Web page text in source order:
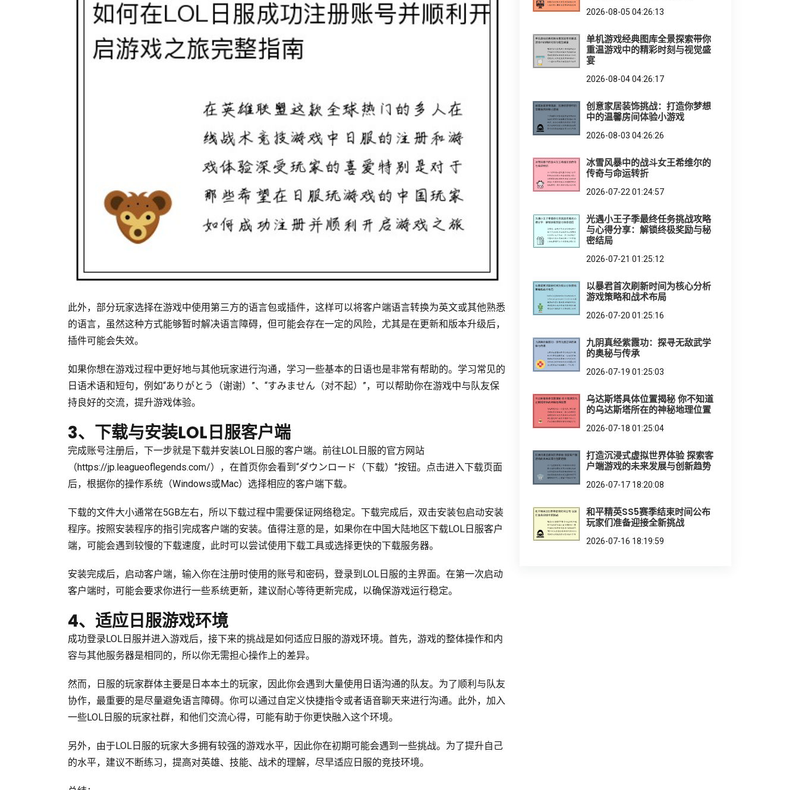
此外，部分玩家选择在游戏中使用第三方的语言包或插件，这样可以将客户端语言转换为英文或其他熟悉
的语言，虽然这种方式能够暂时解决语言障碍，但可能会存在一定的风险，尤其是在更新和版本升级后，
插件可能会失效。
如果你想在游戏过程中更好地与其他玩家进行沟通，学习一些基本的日语也是非常有帮助的。学习常见的
日语术语和短句，例如“ありがとう（谢谢）”、“すみません（对不起）”，可以帮助你在游戏中与队友保
持良好的交流，提升游戏体验。
3、下载与安装LOL日服客户端
完成账号注册后，下一步就是下载并安装LOL日服的客户端。前往LOL日服的官方网站
（https://jp.leagueoflegends.com/），在首页你会看到“ダウンロード（下载）”按钮。点击进入下载页面
后，根据你的操作系统（Windows或Mac）选择相应的客户端下载。
下载的文件大小通常在5GB左右，所以下载过程中需要保证网络稳定。下载完成后，双击安装包启动安装
程序。按照安装程序的指引完成客户端的安装。值得注意的是，如果你在中国大陆地区下载LOL日服客户
端，可能会遇到较慢的下载速度，此时可以尝试使用下载工具或选择更快的下载服务器。
安装完成后，启动客户端，输入你在注册时使用的账号和密码，登录到LOL日服的主界面。在第一次启动
客户端时，可能会要求你进行一些系统更新，建议耐心等待更新完成，以确保游戏运行稳定。
4、适应日服游戏环境
成功登录LOL日服并进入游戏后，接下来的挑战是如何适应日服的游戏环境。首先，游戏的整体操作和内
容与其他服务器是相同的，所以你无需担心操作上的差异。
然而，日服的玩家群体主要是日本本土的玩家，因此你会遇到大量使用日语沟通的队友。为了顺利与队友
协作，最重要的是尽量避免语言障碍。你可以通过自定义快捷指令或者语音聊天来进行沟通。此外，加入
一些LOL日服的玩家社群，和他们交流心得，可能有助于你更快融入这个环境。
另外，由于LOL日服的玩家大多拥有较强的游戏水平，因此你在初期可能会遇到一些挑战。为了提升自己
的水平，建议不断练习，提高对英雄、技能、战术的理解，尽早适应日服的竞技环境。
2026-08-05 04:26:13
单机游戏经典图库全景探索带你
重温游戏中的精彩时刻与视觉盛
宴
2026-08-04 04:26:17
创意家居装饰挑战：打造你梦想
中的温馨房间体验小游戏
2026-08-03 04:26:26
冰雪风暴中的战斗女王希维尔的
传奇与命运转折
2026-07-22 01:24:57
光遇小王子季最终任务挑战攻略
与心得分享：解锁终极奖励与秘
密结局
2026-07-21 01:25:12
以暴君首次刷新时间为核心分析
游戏策略和战术布局
2026-07-20 01:25:16
九阴真经紫霞功：探寻无敌武学
的奥秘与传承
2026-07-19 01:25:03
乌达斯塔具体位置揭秘 你不知道
的乌达斯塔所在的神秘地理位置
2026-07-18 01:25:04
打造沉浸式虚拟世界体验 探索客
户端游戏的未来发展与创新趋势
2026-07-17 18:20:08
和平精英SS5赛季结束时间公布
玩家们准备迎接全新挑战
2026-07-16 18:19:59